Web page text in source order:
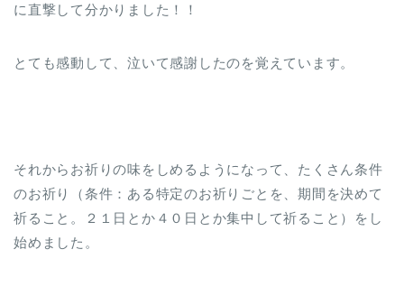
に直撃して分かりました！！
とても感動して、泣いて感謝したのを覚えています。
それからお祈りの味をしめるようになって、たくさん条件
のお祈り（条件：ある特定のお祈りごとを、期間を決めて
祈ること。２１日とか４０日とか集中して祈ること）をし
始めました。